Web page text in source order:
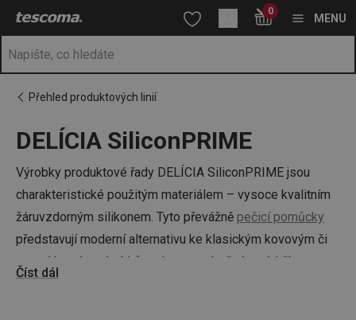
Nacházíte se na stránce DELÍCIA SiliconPRIME
Přejít na hlavní obsah
Přejít na vyhledávání
Přejít na navigaci 0
MENU
Přehled produktových linií
DELÍCIA SiliconPRIME
Výrobky produktové řady DELÍCIA SiliconPRIME jsou
charakteristické použitým materiálem – vysoce kvalitním
žáruvzdorným silikonem. Tyto převážně pečicí pomůcky
představují moderní alternativu ke klasickým kovovým či
porcelánovým výrobkům. Jsou nenáročné na údržbu,
odolné a snadno se čistí, navíc jsou výborně skladné.
Číst dál